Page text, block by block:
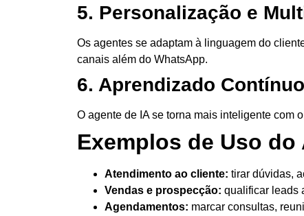
5. Personalização e
Os agentes se adaptam à linguagem do
canais além do WhatsApp.
6. Aprendizado Contínuo
O agente de IA se torna mais inteligente com
Exemplos de Uso do
Atendimento ao cliente: tirar dúvidas,
Vendas e prospecção: qualificar leads
Agendamentos: marcar consultas,